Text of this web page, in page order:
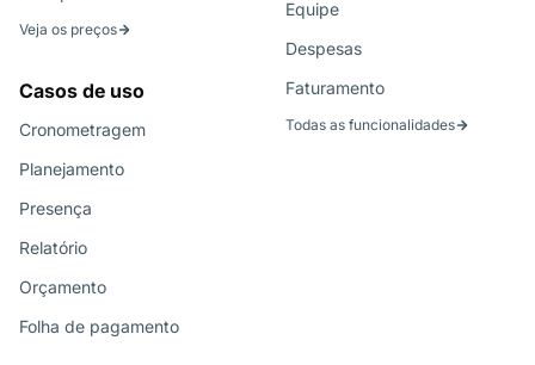
Veja os preços
Casos de uso
Cronometragem
Planejamento
Presença
Relatório
Orçamento
Folha de pagamento
Equipe
Despesas
Faturamento
Todas as funcionalidades